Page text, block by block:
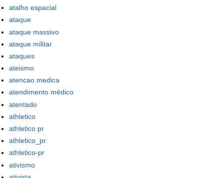
atalho espacial
ataque
ataque massivo
ataque militar
ataques
ateismo
atencao medica
atendimento médico
atentado
athletico
athletico pr
athletico_pr
athletico-pr
ativismo